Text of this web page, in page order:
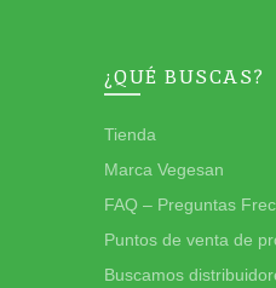
¿QUÉ BUSCAS?
Tienda
Marca Vegesan
FAQ – Preguntas
Puntos de venta de
Buscamos